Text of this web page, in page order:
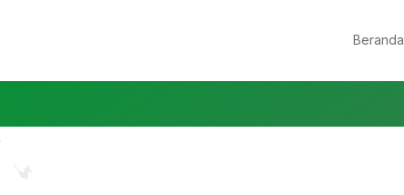
Beranda